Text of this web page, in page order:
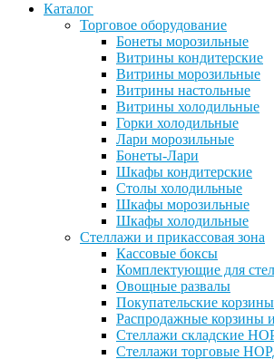
Каталог
Торговое оборудование
Бонеты морозильные
Витрины кондитерские
Витрины морозильные
Витрины настольные
Витрины холодильные
Горки холодильные
Лари морозильные
Бонеты-Лари
Шкафы кондитерские
Столы холодильные
Шкафы морозильные
Шкафы холодильные
Стеллажи и прикассовая зона
Кассовые боксы
Комплектующие для
Овощные развалы
Покупательские
Распродажные корзины
Стеллажи складские
Стеллажи торговые